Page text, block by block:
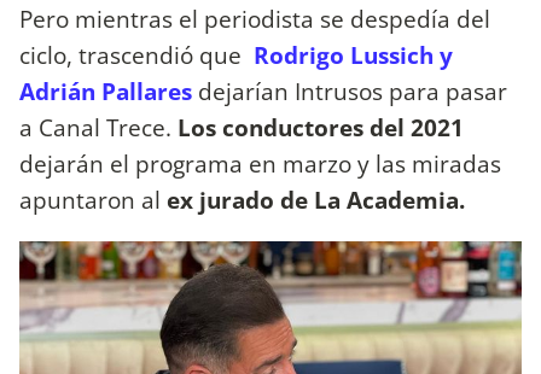
Pero mientras el periodista se despedía del
ciclo, trascendió que Rodrigo Lussich y
Adrián Pallares dejarían Intrusos para pasar
a Canal Trece. Los conductores del 2021
dejarán el programa en marzo y las miradas
apuntaron al ex jurado de La Academia.